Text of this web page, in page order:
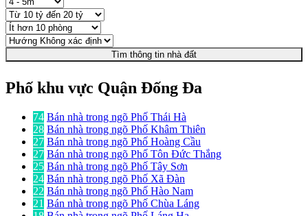
Tìm thông tin nhà đất
Phố khu vực Quận Đống Đa
74 Bán nhà trong ngõ Phố Thái Hà
28 Bán nhà trong ngõ Phố Khâm Thiên
27 Bán nhà trong ngõ Phố Hoàng Cầu
27 Bán nhà trong ngõ Phố Tôn Đức Thắng
25 Bán nhà trong ngõ Phố Tây Sơn
24 Bán nhà trong ngõ Phố Xã Đàn
22 Bán nhà trong ngõ Phố Hào Nam
21 Bán nhà trong ngõ Phố Chùa Láng